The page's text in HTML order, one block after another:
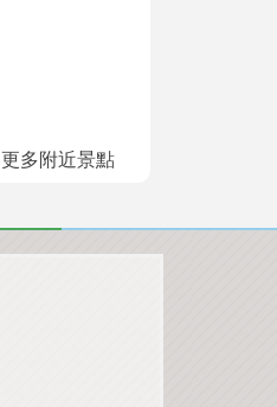
更多附近景點